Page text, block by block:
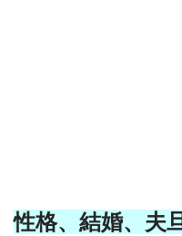
性格、結婚、夫